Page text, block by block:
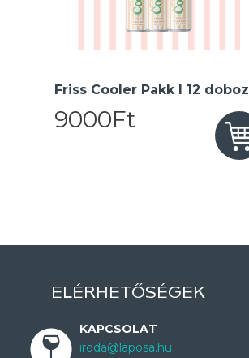
Friss Cooler Pakk I 12 doboz
9000Ft
ELÉRHETŐSÉGEK
KAPCSOLAT
iroda@laposa.hu